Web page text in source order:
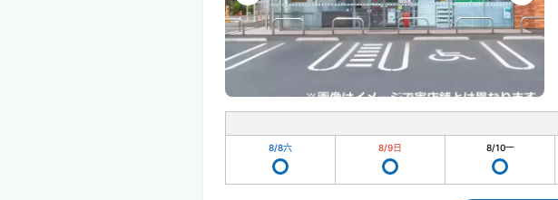
8/8六 8/9日 8/10一